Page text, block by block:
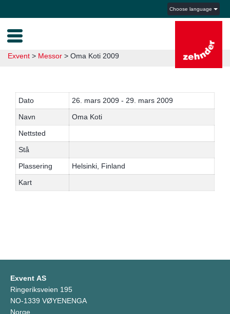
Choose language
Exvent > Messor > Oma Koti 2009
Dato
26. mars 2009 - 29. mars 2009
Navn
Oma Koti
Nettsted
Stå
Plassering
Helsinki, Finland
Kart
Exvent AS
Ringeriksveien 195
NO-1339 VØYENENGA
Norge